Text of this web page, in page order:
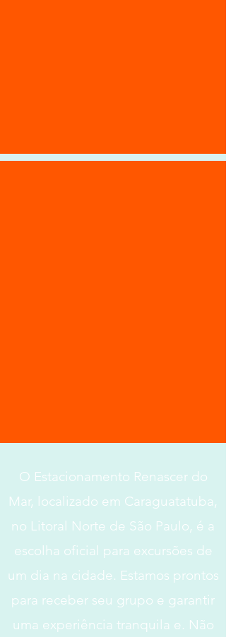
O Estacionamento Renascer do
Mar, localizado em Caraguatatuba,
no Litoral Norte de São Paulo, é a
escolha oficial para excursões de
um dia na cidade. Estamos prontos
para receber seu grupo e garantir
uma experiência tranquila e. Não